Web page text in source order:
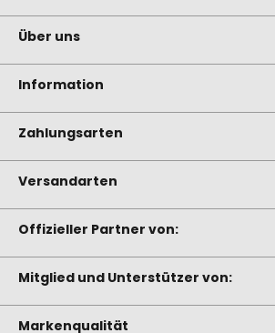
Über uns
Information
Zahlungsarten
Versandarten
Offizieller Partner von:
Mitglied und Unterstützer von:
Markenqualität